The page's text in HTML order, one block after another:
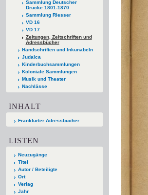
Sammlung Deutscher
Drucke 1801-1870
Sammlung Riesser
VD 16
VD 17
Zeitungen, Zeitschriften und
Adressbücher
Handschriften und Inkunabeln
Judaica
Kinderbuchsammlungen
Koloniale Sammlungen
Musik und Theater
Nachlässe
INHALT
Frankfurter Adressbücher
LISTEN
Neuzugänge
Titel
Autor / Beteiligte
Ort
Verlag
Jahr